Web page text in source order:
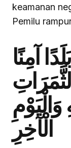
keamanan
Pemilu
آمِنًا
الْآخِرِ